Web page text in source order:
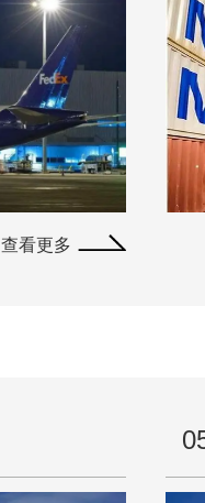
迈
亚
亚
亚
亚
马
查看更多